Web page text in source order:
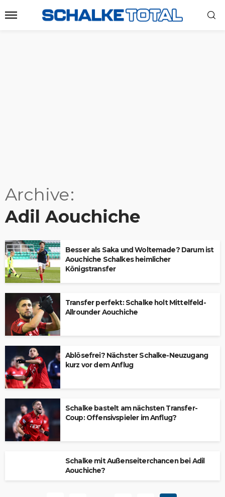
Archive
Adil Aouchiche
Besser als Saka und Woltemade? Darum ist
Aouchiche Schalkes heimlicher
Königstransfer
Transfer perfekt: Schalke holt Mittelfeld-
Allrounder Aouchiche
Ablösefrei? Nächster Schalke-Neuzugang
kurz vor dem Anflug
Schalke bastelt am nächsten Transfer-
Coup: Offensivspieler im Anflug?
Schalke mit Außenseiterchancen bei Adil
Aouchiche?